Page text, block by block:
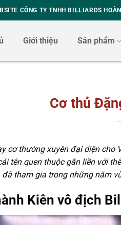
CÔNG TY TNHH BILLIARDS
Giới thiệu Sản phẩm
Cơ thủ
cơ thường xuyên đại diện
tên quen thuộc gắn liền với
tham gia trong những năm
Kiên vô địch